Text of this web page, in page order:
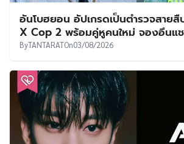
อันโบฮยอน อัปเกรดเป็นตำรวจสายสื
X Cop 2 พร้อมคู่หูคนใหม่ จองอึนแช
ByTANTARATOn03/08/2026